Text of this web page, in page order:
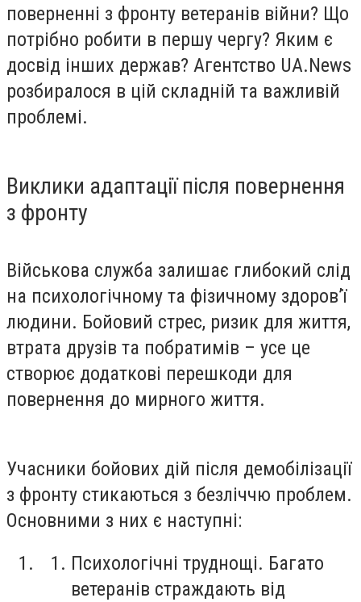
поверненні з фронту ветеранів війни? Що
потрібно робити в першу чергу? Яким є
досвід інших держав? Агентство UA.News
розбиралося в цій складній та важливій
проблемі.
Виклики адаптації після повернення
з фронту
Військова служба залишає глибокий слід
на психологічному та фізичному здоров’ї
людини. Бойовий стрес, ризик для життя,
втрата друзів та побратимів – усе це
створює додаткові перешкоди для
повернення до мирного життя.
Учасники бойових дій після демобілізації
з фронту стикаються з безліччю проблем.
Основними з них є наступні:
Психологічні труднощі. Багато
ветеранів страждають від